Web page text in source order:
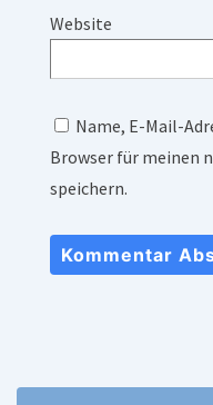
Website
Name, E-Mail-
Browser für meinen
speichern.